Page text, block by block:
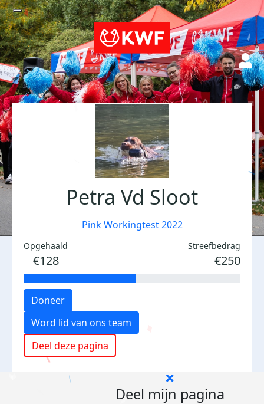
Petra Vd Sloot
Pink Workingtest 2022
Opgehaald
€128
Streefbedrag
€250
Doneer
Word lid van ons team
Deel deze pagina
Deel mijn pagina